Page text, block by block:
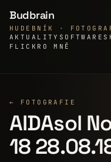
Budbrain
HUDEBNÍK ·
AKTUALITY SOFTWARE
FLICKR O MNĚ
← FOTOGRAFIE
AIDAsol
18